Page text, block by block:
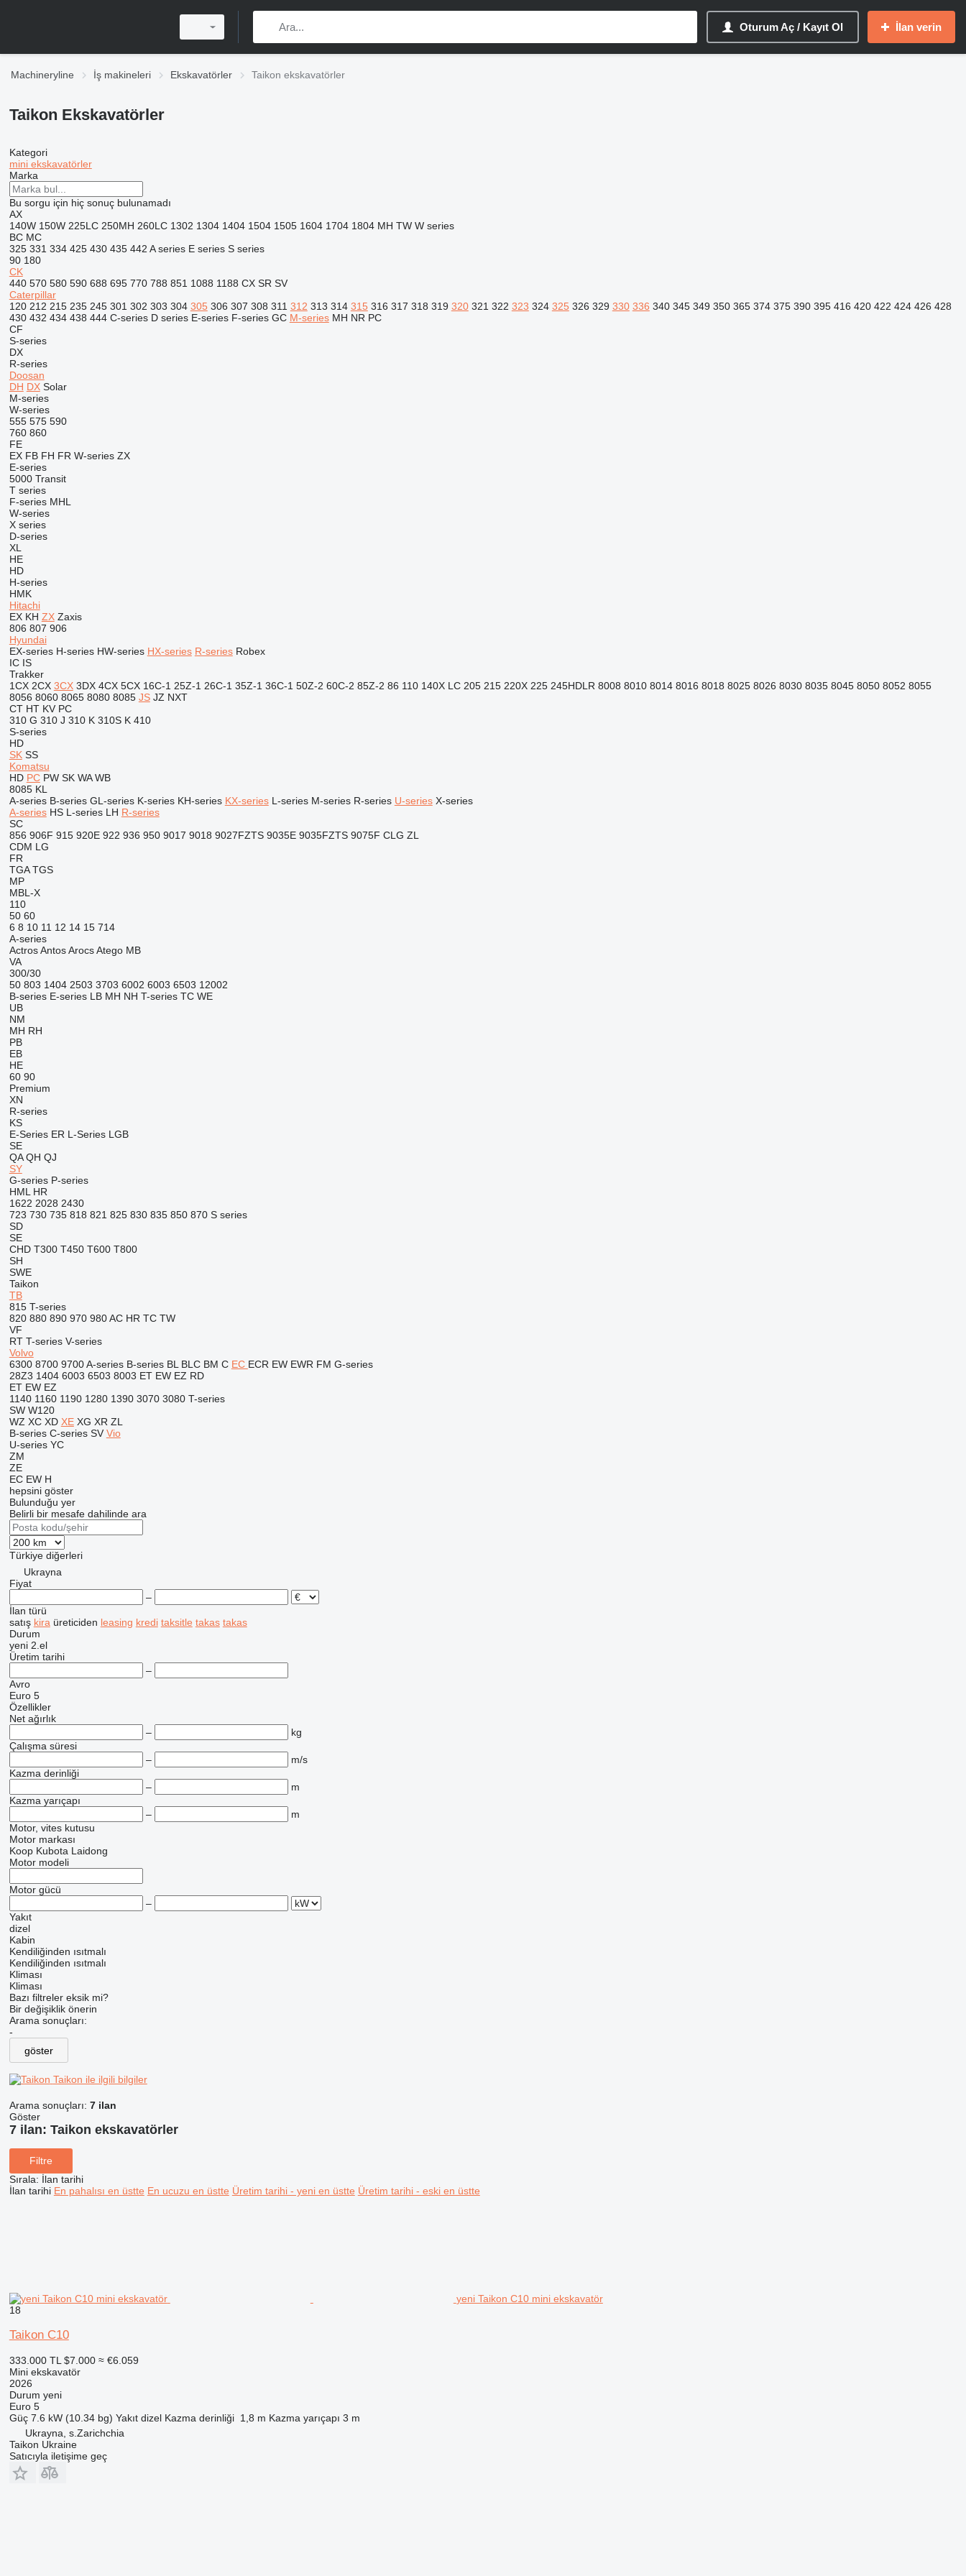
Oturum Aç / Kayıt Ol İlan verin
Machineryline İş makineleri Ekskavatörler Taikon ekskavatörler
Taikon Ekskavatörler
Kategori
mini ekskavatörler
Marka
Bu sorgu için hiç sonuç bulunamadı
AX
140W 150W 225LC 250MH 260LC 1302 1304 1404 1504 1505 1604 1704 1804 MH TW W series
BC MC
325 331 334 425 430 435 442 A series E series S series
90 180
CK
440 570 580 590 688 695 770 788 851 1088 1188 CX SR SV
Caterpillar
120 212 215 235 245 301 302 303 304 305 306 307 308 311 312 313 314 315 316 317 318 319 320 321 322 323 324 325 326 329 330 336 340 345 349 350 365 374 375 390 395 416 420 422 424 426 428
430 432 434 438 444 C-series D series E-series F-series GC M-series MH NR PC
CF
S-series
DX
R-series
Doosan
DH DX Solar
M-series
W-series
555 575 590
760 860
FE
EX FB FH FR W-series ZX
E-series
5000 Transit
T series
F-series MHL
W-series
X series
D-series
XL
HE
HD
H-series
HMK
Hitachi
EX KH ZX Zaxis
806 807 906
Hyundai
EX-series H-series HW-series HX-series R-series Robex
IC IS
Trakker
1CX 2CX 3CX 3DX 4CX 5CX 16C-1 25Z-1 26C-1 35Z-1 36C-1 50Z-2 60C-2 85Z-2 86 110 140X LC 205 215 220X 225 245HDLR 8008 8010 8014 8016 8018 8025 8026 8030 8035 8045 8050 8052 8055
8056 8060 8065 8080 8085 JS JZ NXT
CT HT KV PC
310 G 310 J 310 K 310S K 410
S-series
HD
SK SS
Komatsu
HD PC PW SK WA WB
8085 KL
A-series B-series GL-series K-series KH-series KX-series L-series M-series R-series U-series X-series
A-series HS L-series LH R-series
SC
856 906F 915 920E 922 936 950 9017 9018 9027FZTS 9035E 9035FZTS 9075F CLG ZL
CDM LG
FR
TGA TGS
MP
MBL-X
110
50 60
6 8 10 11 12 14 15 714
A-series
Actros Antos Arocs Atego MB
VA
300/30
50 803 1404 2503 3703 6002 6003 6503 12002
B-series E-series LB MH NH T-series TC WE
UB
NM
MH RH
PB
EB
HE
60 90
Premium
XN
R-series
KS
E-Series ER L-Series LGB
SE
QA QH QJ
SY
G-series P-series
HML HR
1622 2028 2430
723 730 735 818 821 825 830 835 850 870 S series
SD
SE
CHD T300 T450 T600 T800
SH
SWE
Taikon
TB
815 T-series
820 880 890 970 980 AC HR TC TW
VF
RT T-series V-series
Volvo
6300 8700 9700 A-series B-series BL BLC BM C EC ECR EW EWR FM G-series
28Z3 1404 6003 6503 8003 ET EW EZ RD
ET EW EZ
1140 1160 1190 1280 1390 3070 3080 T-series
SW W120
WZ XC XD XE XG XR ZL
B-series C-series SV Vio
U-series YC
ZM
ZE
EC EW H
hepsini göster
Bulunduğu yer
Belirli bir mesafe dahilinde ara
Türkiye diğerleri
Ukrayna
Fiyat
–
İlan türü
satış kira üreticiden leasing kredi taksitle takas takas
Durum
yeni 2.el
Üretim tarihi
–
Avro
Euro 5
Özellikler
Net ağırlık
–
kg
Çalışma süresi
–
m/s
Kazma derinliği
–
m
Kazma yarıçapı
–
m
Motor, vites kutusu
Motor markası
Koop Kubota Laidong
Motor modeli
Motor gücü
–
Yakıt
dizel
Kabin
Kendiliğinden ısıtmalı
Kendiliğinden ısıtmalı
Kliması
Kliması
Bazı filtreler eksik mi?
Bir değişiklik önerin
Arama sonuçları:
-
göster
Taikon ile ilgili bilgiler
Arama sonuçları: 7 ilan
Göster
7 ilan: Taikon ekskavatörler
Filtre
Sırala: İlan tarihi
İlan tarihi En pahalısı en üstte En ucuzu en üstte Üretim tarihi - yeni en üstte Üretim tarihi - eski en üstte
yeni Taikon C10 mini ekskavatör
18
Taikon C10
333.000 TL $7.000 ≈ €6.059
Mini ekskavatör
2026
Durum yeni
Euro 5
Güç 7.6 kW (10.34 bg) Yakıt dizel Kazma derinliği 1,8 m Kazma yarıçapı 3 m
Ukrayna, s.Zarichchia
Taikon Ukraine
Satıcıyla iletişime geç